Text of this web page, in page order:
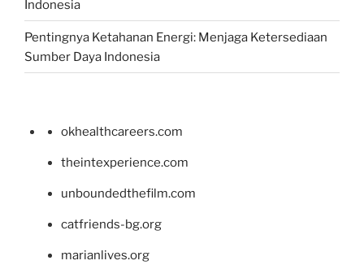
Indonesia
Pentingnya Ketahanan Energi: Menjaga Ketersediaan
Sumber Daya Indonesia
okhealthcareers.com
theintexperience.com
unboundedthefilm.com
catfriends-bg.org
marianlives.org